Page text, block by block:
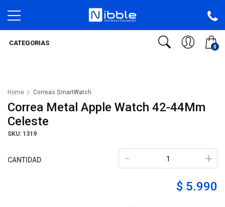
0
CATEGORIAS
Home Correas SmartWatch
Correa Metal Apple Watch 42-44Mm
Celeste
SKU: 1319
CANTIDAD +
-
$ 5.990